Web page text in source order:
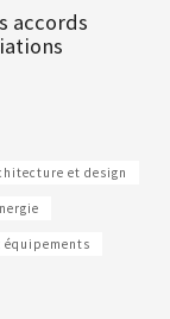
accords
et design
équipements